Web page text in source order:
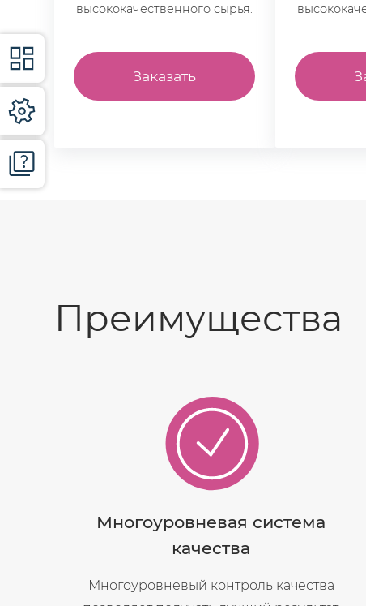
высококачественного сырья.
Заказать
Преимущества
Многоуровневая система
качества
Многоуровневый контроль качества